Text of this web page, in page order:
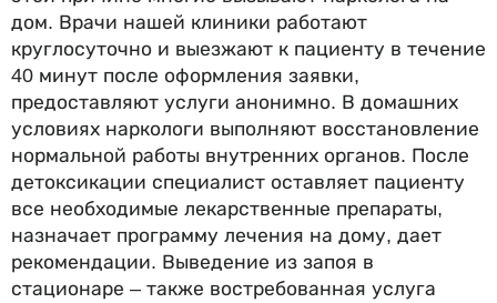
дом. Врачи нашей клиники работают
круглосуточно и выезжают к пациенту в течение
40 минут после оформления заявки,
предоставляют услуги анонимно. В домашних
условиях наркологи выполняют восстановление
нормальной работы внутренних органов. После
детоксикации специалист оставляет пациенту
все необходимые лекарственные препараты,
назначает программу лечения на дому, дает
рекомендации. Выведение из запоя в
стационаре – также востребованная услуга